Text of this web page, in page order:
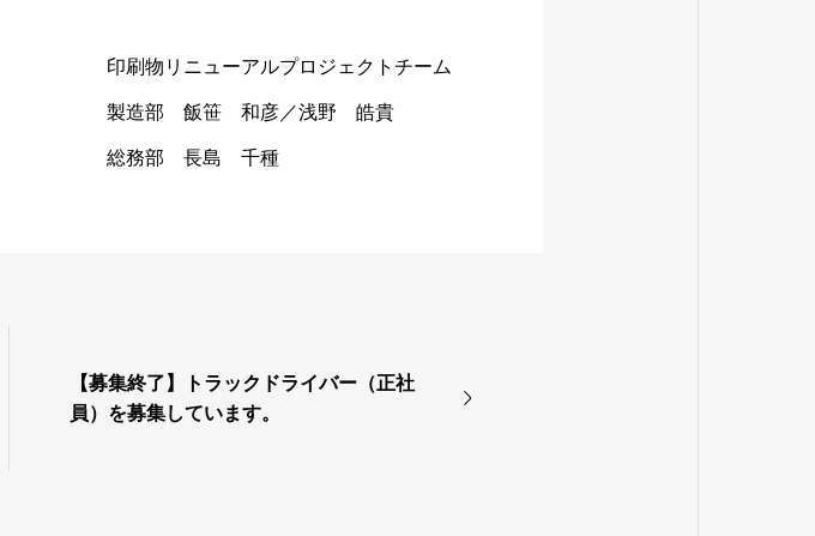
印刷物リニューアルプロジェクトチーム
製造部 飯笹 和彦／浅野 皓貴
総務部 長島 千種
【募集終了】トラックドライバー（正社
員）を募集しています。